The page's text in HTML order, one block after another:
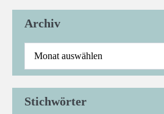
Archiv
Stichwörter